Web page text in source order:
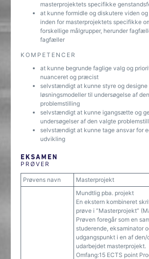
masterprojektets specifikke
at kunne formidle og diskutere viden
inden for masterprojektets specifikke
forskellige målgrupper, herunder
fagfæller
KOMPETENCER
at kunne begrunde faglige valg og
nuanceret og præcist
selvstændigt at kunne styre og designe
løsningsmodeller til undersøgelse af
problemstilling
selvstændigt at kunne igangsætte og
undersøgelser af den valgte
selvstændigt at kunne tage ansvar for
udvikling
EKSAMEN
PRØVER
Prøvens navn Masterprojekt
Mundtlig pba. projekt
En ekstern kombineret
prøve i ”Masterprojekt”
Prøven foregår som en
studerende, eksaminator
udgangspunkt i en af
udarbejdet masterprojekt.
Omfang:15 ECTS point